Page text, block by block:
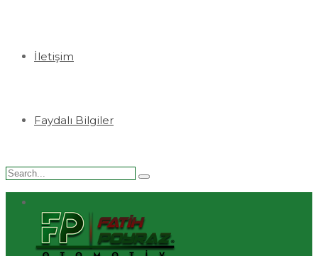
İletişim
Faydalı Bilgiler
Search
for: